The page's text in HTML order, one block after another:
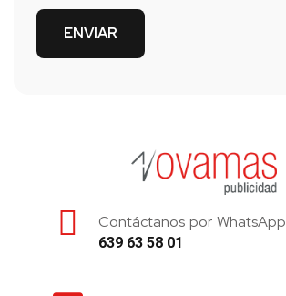
Contáctanos por WhatsApp
639 63 58 01